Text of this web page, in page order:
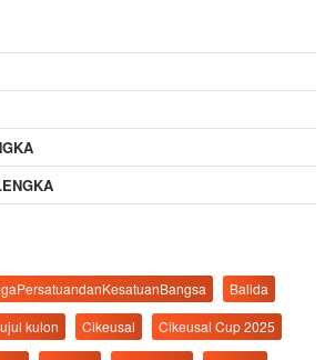
Balida
kulon Cikeusal
Cikeusal Cup 2025